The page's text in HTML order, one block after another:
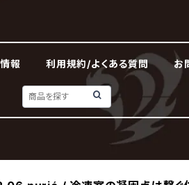
報 利用規約/よくある質問 お